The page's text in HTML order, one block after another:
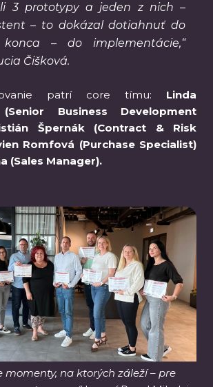
3 prototypy a jeden z nich –
– to dokázal dotiahnuť do
konca – do implementácie,“
Čišková.
patrí core tímu: Linda
Business Development
Špernák (Contract & Risk
Romfová (Purchase Specialist)
(Sales Manager).
momenty, na ktorých záleží – pre